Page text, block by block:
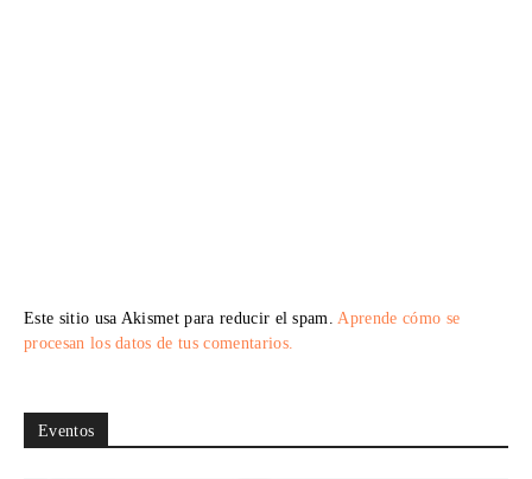
Este sitio usa Akismet para reducir el spam.Aprende cómo se
procesan los datos de tus comentarios.
Eventos